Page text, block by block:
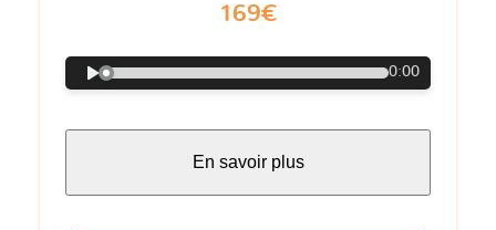
169€
0:00
En savoir plus